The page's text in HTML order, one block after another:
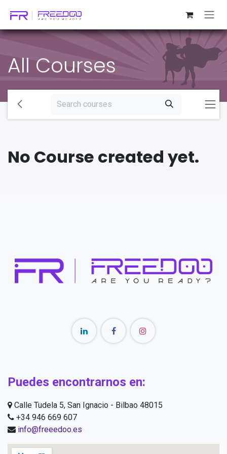
All Courses
No Course created yet.
Puedes encontrarnos en:
Calle Tudela 5, San Ignacio - Bilbao 48015
+34 946 669 607
info@freeedoo.es